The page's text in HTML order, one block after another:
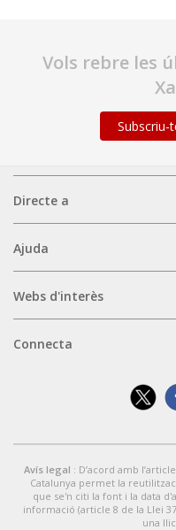
Vols rebre les
Subscriu-
Directe
a
Directe a
Ajuda
(mobile)
Ajuda
Webs
d'interès
Webs d'interès
Connecta
Connecta
Avís legal : D’acord amb
Catalunya permet la
que se'n citi la font i la data
informació (article 8 de la Llei
una